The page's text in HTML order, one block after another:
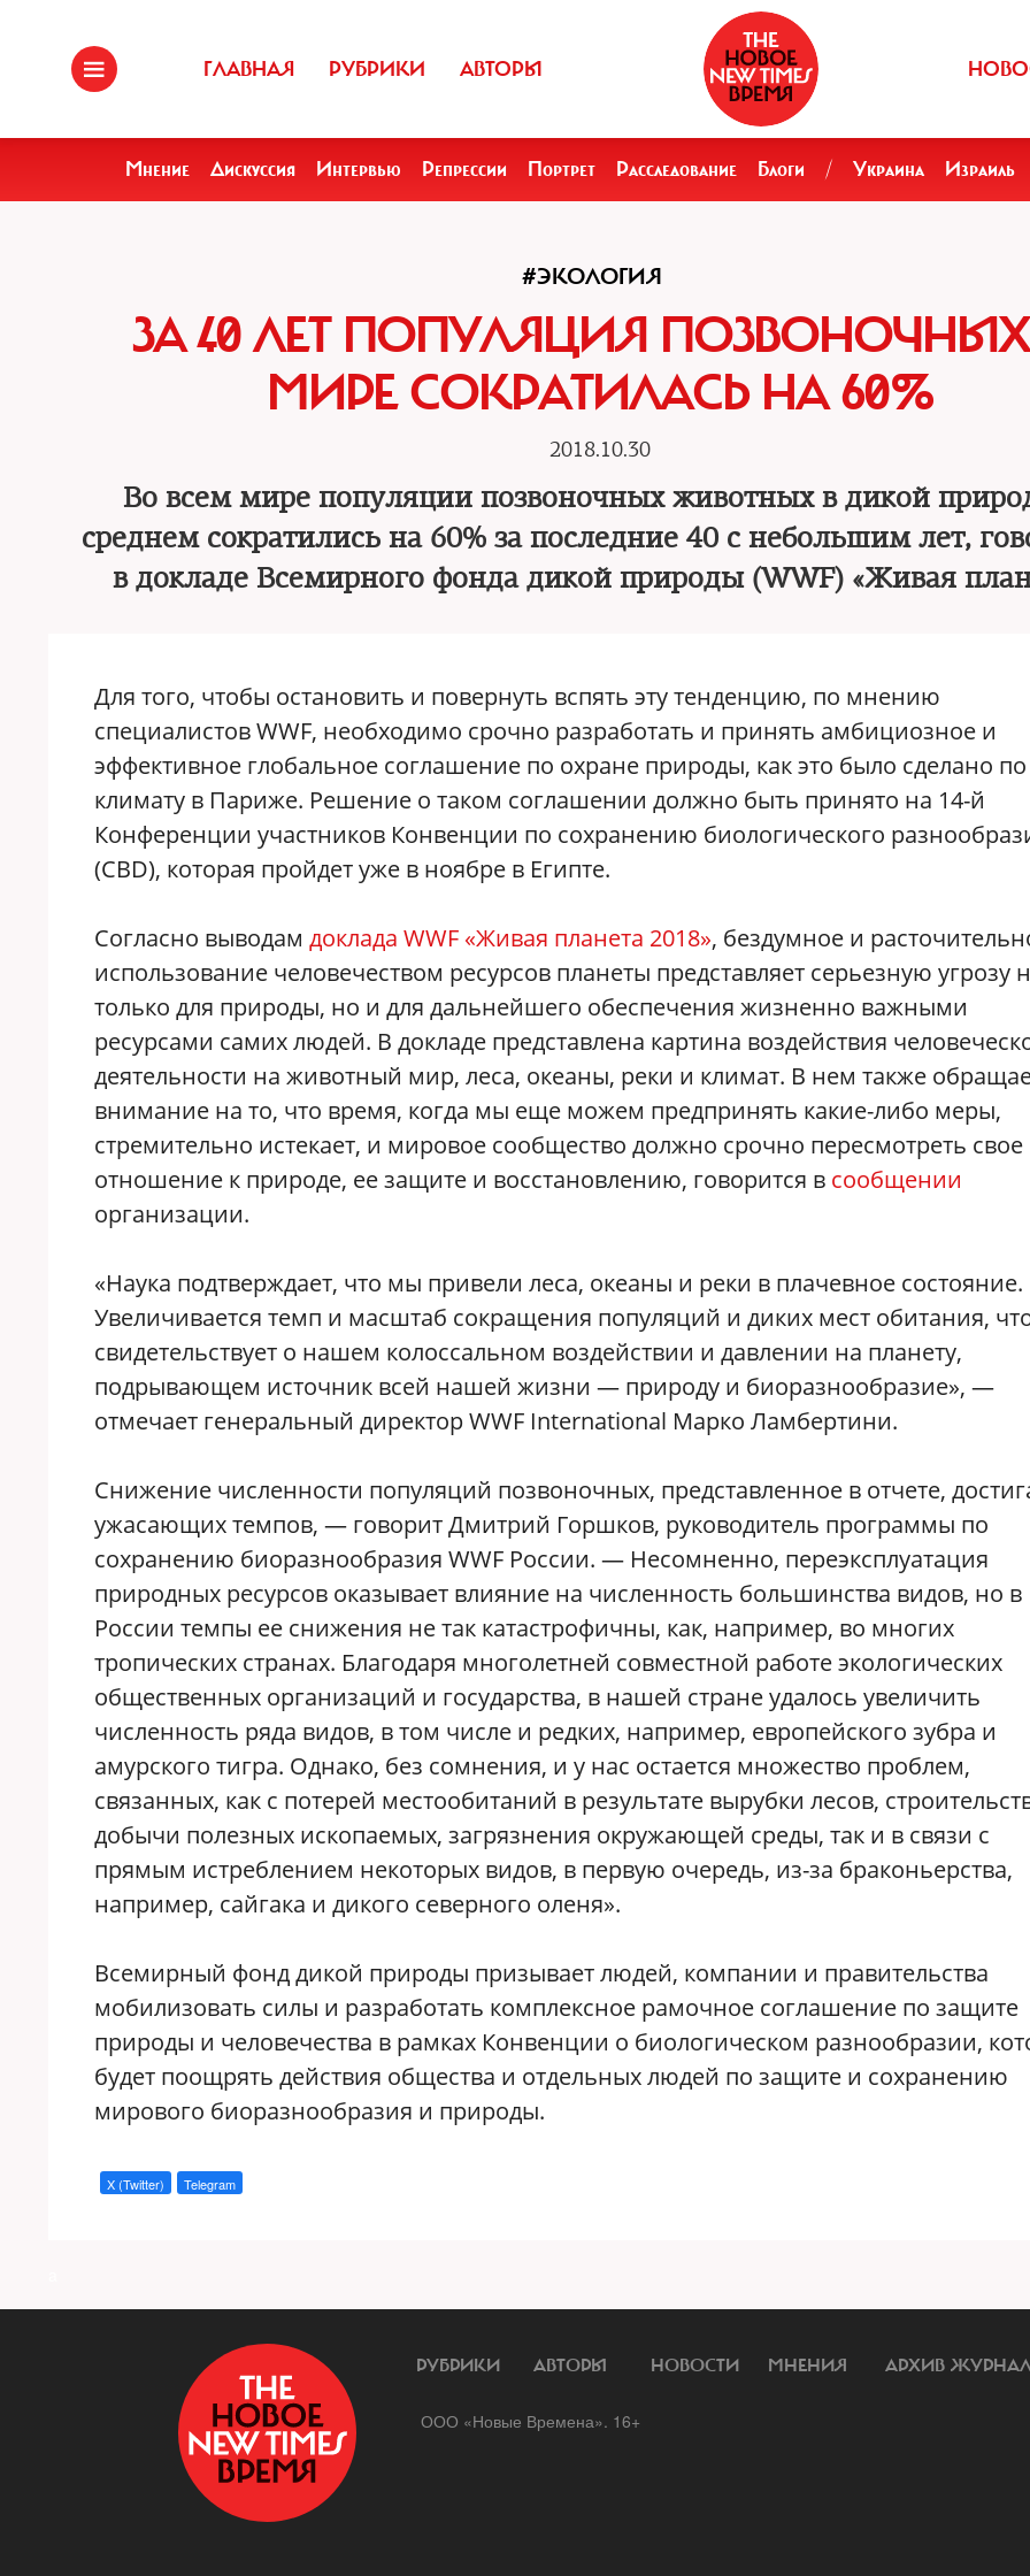
ГЛАВНАЯ РУБРИКИ АВТОРЫ
Мнение Дискуссия Интервью Репрессии Портрет Расследование Блоги / Украина Израиль
#ЭКОЛОГИЯ
ЗА 40 ЛЕТ ПОПУЛЯЦИЯ
МИРЕ СОКРАТИЛАСЬ НА 60%
2018.10.30
Во всем мире популяции позвоночных животных в дикой
среднем сократились на 60% за последние 40 с небольшим лет,
в докладе Всемирного фонда дикой природы (WWF) «Живая
Для того, чтобы остановить и повернуть вспять эту тенденцию, по мнению
специалистов WWF, необходимо срочно разработать и принять амбициозное и
эффективное глобальное соглашение по охране природы, как это было сделано по
климату в Париже. Решение о таком соглашении должно быть принято на 14-й
Конференции участников Конвенции по сохранению биологического
(CBD), которая пройдет уже в ноябре в Египте.
Согласно выводам доклада WWF «Живая планета 2018», бездумное и
использование человечеством ресурсов планеты представляет серьезную угрозу
только для природы, но и для дальнейшего обеспечения жизненно важными
ресурсами самих людей. В докладе представлена картина воздействия
деятельности на животный мир, леса, океаны, реки и климат. В нем также
внимание на то, что время, когда мы еще можем предпринять какие-либо меры,
стремительно истекает, и мировое сообщество должно срочно пересмотреть свое
отношение к природе, ее защите и восстановлению, говорится в сообщении
организации.
«Наука подтверждает, что мы привели леса, океаны и реки в плачевное состояние.
Увеличивается темп и масштаб сокращения популяций и диких мест обитания,
свидетельствует о нашем колоссальном воздействии и давлении на планету,
подрывающем источник всей нашей жизни — природу и биоразнообразие», —
отмечает генеральный директор WWF International Марко Ламбертини.
Снижение численности популяций позвоночных, представленное в отчете,
ужасающих темпов, — говорит Дмитрий Горшков, руководитель программы по
сохранению биоразнообразия WWF России. — Несомненно, переэксплуатация
природных ресурсов оказывает влияние на численность большинства видов, но в
России темпы ее снижения не так катастрофичны, как, например, во многих
тропических странах. Благодаря многолетней совместной работе экологических
общественных организаций и государства, в нашей стране удалось увеличить
численность ряда видов, в том числе и редких, например, европейского зубра и
амурского тигра. Однако, без сомнения, и у нас остается множество проблем,
связанных, как с потерей местообитаний в результате вырубки лесов,
добычи полезных ископаемых, загрязнения окружающей среды, так и в связи с
прямым истреблением некоторых видов, в первую очередь, из-за браконьерства,
например, сайгака и дикого северного оленя».
Всемирный фонд дикой природы призывает людей, компании и правительства
мобилизовать силы и разработать комплексное рамочное соглашение по защите
природы и человечества в рамках Конвенции о биологическом разнообразии,
будет поощрять действия общества и отдельных людей по защите и сохранению
мирового биоразнообразия и природы.
X (Twitter) Telegram
РУБРИКИ АВТОРЫ НОВОСТИ МНЕНИЯ АРХИВ
ООО «Новые Времена». 16+